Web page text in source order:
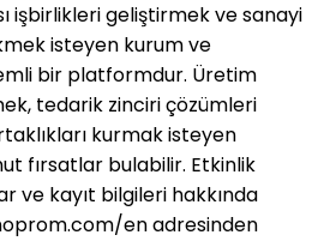
işbirlikleri geliştirmek ve sanayi
isteyen kurum ve
bir platformdur. Üretim
tedarik zinciri çözümleri
kurmak isteyen
fırsatlar bulabilir. Etkinlik
ve kayıt bilgileri hakkında
en adresinden